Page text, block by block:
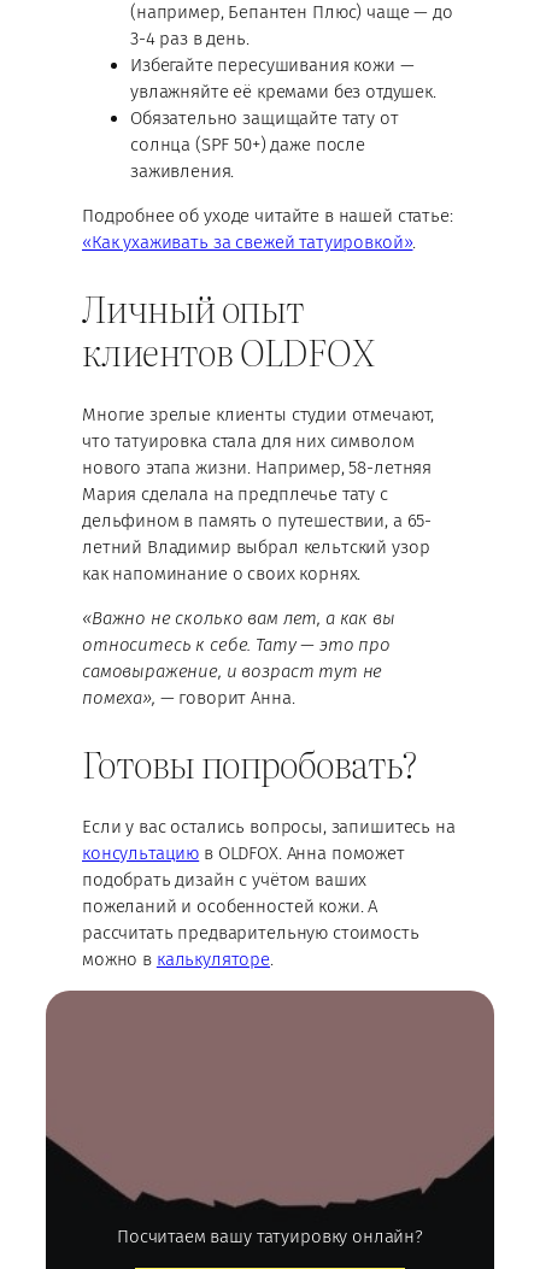
(например, Бепантен Плюс) чаще — до
3-4 раз в день.
Избегайте пересушивания кожи —
увлажняйте её кремами без отдушек.
Обязательно защищайте тату от
солнца (SPF 50+) даже после
заживления.
Подробнее об уходе читайте в нашей статье:
«Как ухаживать за свежей татуировкой».
Личный опыт
клиентов OLDFOX
Многие зрелые клиенты студии отмечают,
что татуировка стала для них символом
нового этапа жизни. Например, 58-летняя
Мария сделала на предплечье тату с
дельфином в память о путешествии, а 65-
летний Владимир выбрал кельтский узор
как напоминание о своих корнях.
«Важно не сколько вам лет, а как вы
относитесь к себе. Тату — это про
самовыражение, и возраст тут не
помеха», — говорит Анна.
Готовы попробовать?
Если у вас остались вопросы, запишитесь на
консультацию в OLDFOX. Анна поможет
подобрать дизайн с учётом ваших
пожеланий и особенностей кожи. А
рассчитать предварительную стоимость
можно в калькуляторе.
Посчитаем вашу татуировку онлайн?